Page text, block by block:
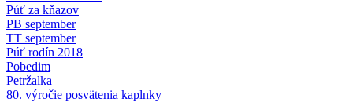
Púť za kňazov
PB september
TT september
Púť rodín 2018
Pobedim
Petržalka
80. výročie posvätenia kaplnky